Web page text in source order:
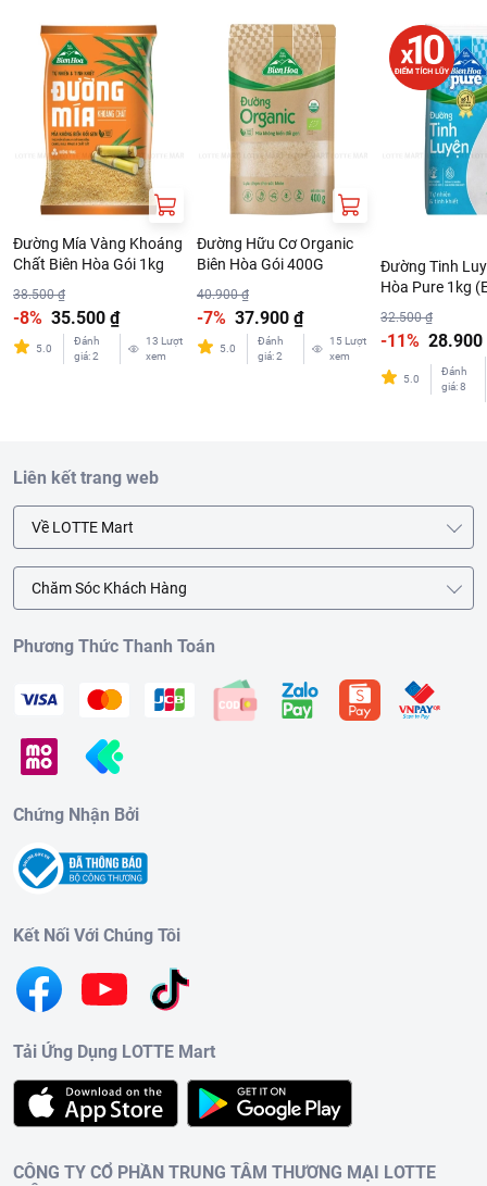
Đường Mía Vàng Khoáng
Chất Biên Hòa Gói 1kg
38.500 ₫
-8% 35.500 ₫
5.0
Đánh
giá:2
13 Lượt
xem
Đường Hữu Cơ Organic
Biên Hòa Gói 400G
40.900 ₫
-7% 37.900 ₫
5.0
Đánh
giá:2
15 Lượt
xem
Đường Tinh
Hòa Pure 1kg
32.500 ₫
-11% 28.900
5.0
Đánh
giá:8
Liên kết trang web
Về LOTTE Mart
Chăm Sóc Khách Hàng
Phương Thức Thanh Toán
Chứng Nhận Bởi
Kết Nối Với Chúng Tôi
Tải Ứng Dụng LOTTE Mart
CÔNG TY CỔ PHẦN TRUNG TÂM THƯƠNG MẠI LOTTE